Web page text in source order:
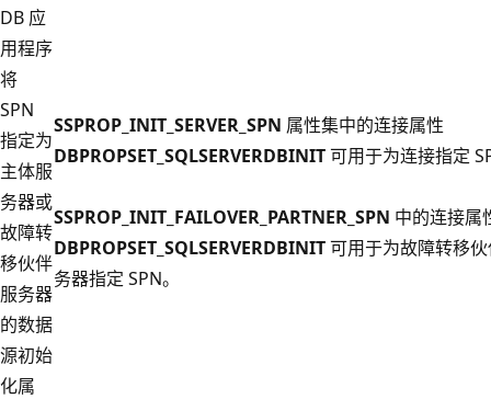
DB 应
用程序
将
SPN
指定为
主体服
务器或
故障转
移伙伴
服务器
的数据
源初始
化属
SSPROP_INIT_SERVER_SPN 属性集中的连接属性
DBPROPSET_SQLSERVERDBINIT可用于为连接指定
SSPROP_INIT_FAILOVER_PARTNER_SPN 中的连接属
DBPROPSET_SQLSERVERDBINIT可用于为故障转移
务器指定 SPN。